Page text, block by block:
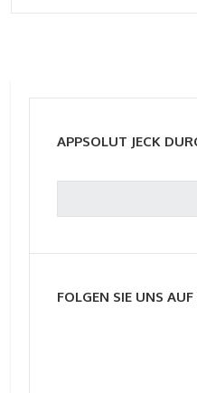
APPSOLUT JECK
FOLGEN SIE UNS